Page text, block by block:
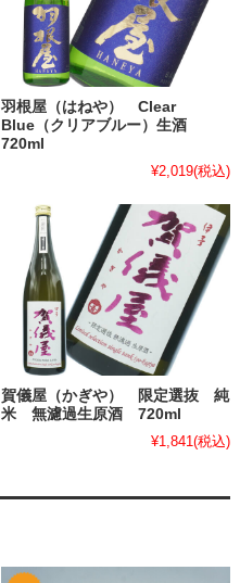
羽根屋（はねや） Clear
Blue（クリアブルー）生酒
720ml
¥2,019(税込)
賀儀屋（かぎや） 限定選抜 純
米 無濾過生原酒 720ml
¥1,841(税込)